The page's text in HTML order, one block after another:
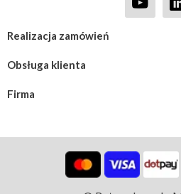
Firma
Obsługa klienta
Realizacja zamówień